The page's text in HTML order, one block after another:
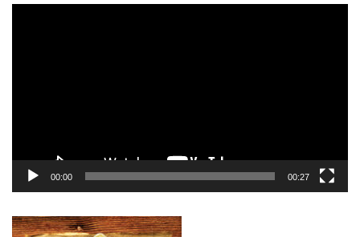
00:00 00:27